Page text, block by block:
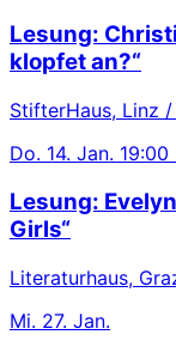
Lesung:
klopfet an?“
StifterHaus, Linz
Do. 14. Jan. 19:00
Lesung:
Girls“
Literaturhaus,
Mi. 27. Jan.